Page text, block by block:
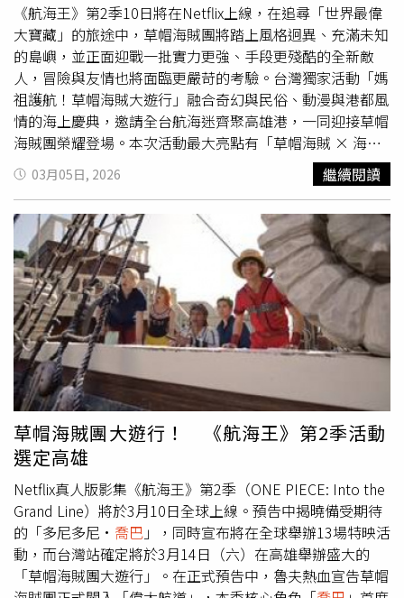
《航海王》第2季10日將在Netflix上線，在追尋「世界最偉
大寶藏」的旅途中，草帽海賊團將踏上風格迥異、充滿未知
的島嶼，並正面迎戰一批實力更強、手段更殘酷的全新敵
人，冒險與友情也將面臨更嚴苛的考驗。台灣獨家活動「媽
祖護航！草帽海賊大遊行」融合奇幻與民俗、動漫與港都風
情的海上慶典，邀請全台航海迷齊聚高雄港，一同迎接草帽
海賊團榮耀登場。本次活動最大亮點有「草帽海賊 × 海上
守護神」的夢幻聯動遊行。遊行將由鎮瀾宮媽祖護航，象徵
守護航行平安與乘風破浪的祝福。隊伍將自「海邊路與成功
二路交叉口」出發，一路前往高雄港16號碼頭，展開氣勢磅
礡的海賊大遊行，為即將啟航的偉大航道揭開序幕。經典角
色也將驚喜現身台灣港都，包含《航海王》靈魂人物魯夫、
索隆、娜美、騙人布、香吉士、
喬巴等草帽一行人，還有梅
利號、鯨魚拉布，以及巨人族戰士布洛基與東利等人氣角色
齊聚高雄港，重現熱血與感動兼具的冒險場景。現場更設置
豐富互動體驗與大型拍攝裝置，打造最具話題性的打卡熱
點。本次活動也將號召全台航海迷換上海賊裝扮，一同參與
這場屬於冒險者的盛典。從市區遊行到港邊集結，草帽精神
將席捲港都街頭，讓高雄港化身偉大航道的起點。冒險最終
站將於高雄港16、17號碼頭登場，邀請所有粉絲3月14日齊
聚現場，和草帽海賊團一起揚帆啟航，在媽祖護航之下勇闖
新世界。「媽祖護航！草帽海賊大遊行」號召百名海賊夥
伴，即日起至3月9日17:00止可填寫表單登記，活動資訊洽
Netflix台灣官方社群平台。
03月05日, 2026 繼續閱讀
草帽海賊團大遊行！ 《航海王》第2季活動
選定高雄
Netflix真人版影集《航海王》第2季（ONE PIECE: Into the
Grand Line）將於3月10日全球上線。預告中揭曉備受期待
的「多尼多尼· 喬巴 」，同時宣布將在全球舉辦13場特映活
動，而台灣站確定將於3月14日（六）在高雄舉辦盛大的
「草帽海賊團大遊行」。在正式預告中，魯夫熱血宣告草帽